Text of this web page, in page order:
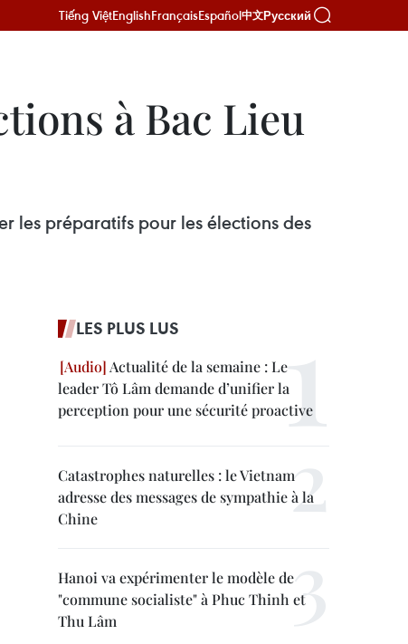
Tiếng ViệtEnglishFrançaisEspañol中文Русский
à Bac Lieu
les préparatifs pour les élections des
LES PLUS LUS
Actualité de la semaine : Le
leader Tô Lâm demande d’unifier la
perception pour une sécurité proactive
Catastrophes naturelles : le Vietnam
adresse des messages de sympathie à la
Chine
Hanoi va expérimenter le modèle de
"commune socialiste" à Phuc Thinh et
Thu Lâm